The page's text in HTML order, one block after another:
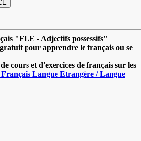
"FLE - Adjectifs possessifs"
pour apprendre le français ou se
cours et d'exercices de français sur les
Langue Etrangère / Langue